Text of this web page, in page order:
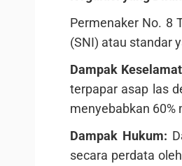
Permenaker No. 8
(SNI) atau standar
Dampak
terpapar asap las
menyebabkan 60%
Dampak Hukum:
secara perdata